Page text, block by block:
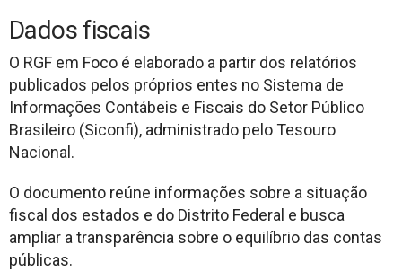
Dados fiscais
O RGF em Foco é elaborado a partir dos relatórios
publicados pelos próprios entes no Sistema de
Informações Contábeis e Fiscais do Setor Público
Brasileiro (Siconfi), administrado pelo Tesouro
Nacional.
O documento reúne informações sobre a situação
fiscal dos estados e do Distrito Federal e busca
ampliar a transparência sobre o equilíbrio das contas
públicas.